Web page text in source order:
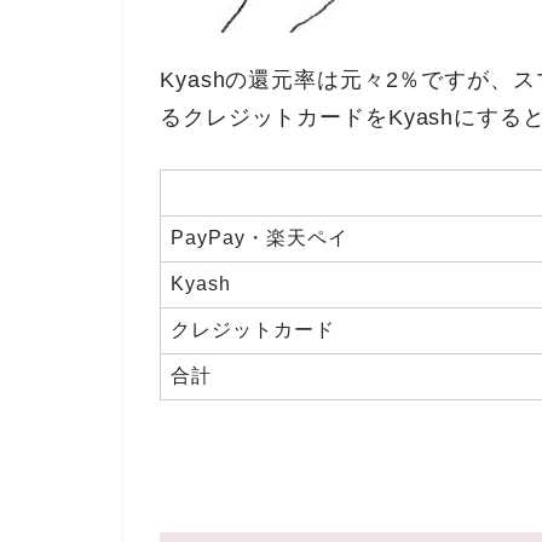
Kyashの還元率は元々2％ですが、
るクレジットカードをKyashにする
PayPay・楽天ペイ
Kyash
クレジットカード
合計